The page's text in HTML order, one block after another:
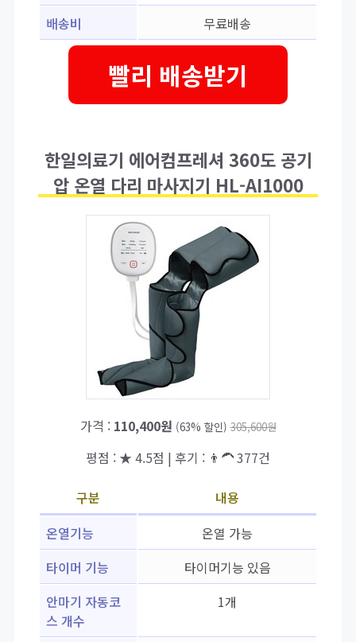
배송비
무료배송
빨리 배송받기
한일의료기 에어컴프레셔 360도 공기
압 온열 다리 마사지기 HL-AI1000
가격 : 110,400원 (63% 할인) 305,600원
평점 : ★ 4.5점 | 후기 : 👨‍🦱 377건
구분
내용
온열기능
온열 가능
타이머 기능
타이머기능 있음
안마기 자동코
스 개수
1개